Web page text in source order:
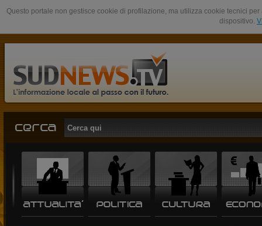
Questo portale non gestisce cookie di profilazione, ma utilizza cookie tecnici
dispositivo.